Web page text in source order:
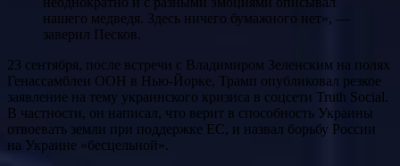
нашего медведя. Здесь ничего бумажного нет», —
заверил Песков.
23 сентября, после встречи с Владимиром Зеленским на полях
Генассамблеи ООН в Нью-Йорке, Трамп опубликовал резкое
заявление на тему украинского кризиса в соцсети Truth Social.
В частности, он написал, что верит в способность Украины
отвоевать земли при поддержке ЕС, и назвал борьбу России
на Украине «бесцельной».